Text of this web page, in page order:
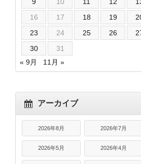
16
17 18 19
23
24 25 26
30
31
« 9月
11月 »
アーカイブ
2026年8月 2026年7月
2026年5月 2026年4月